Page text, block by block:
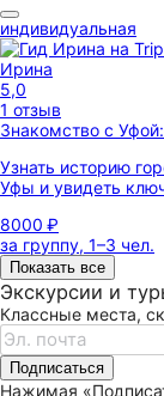
индивидуальная
Ирина
5,0
1 отзыв
Знакомство с
Узнать историю
Уфы и увидеть
8000 ₽
за группу, 1–3 чел.
Показать все
Экскурсии и
Классные места,
Подписаться
Нажимая